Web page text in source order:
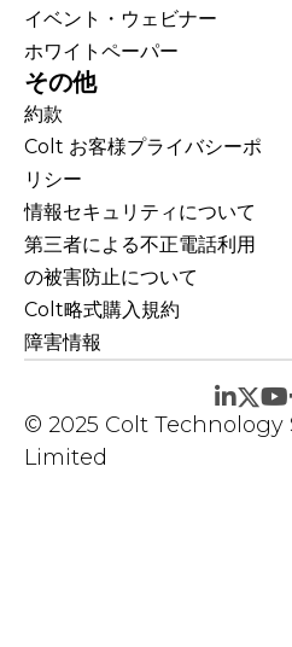
イベント・ウェビナー
ホワイトペーパー
その他
約款
Colt お客様プライバシーポ
リシー
情報セキュリティについて
第三者による不正電話利用
の被害防止について
Colt略式購入規約
障害情報
© 2025 Colt Technology
Limited